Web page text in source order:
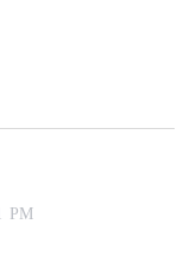
PM